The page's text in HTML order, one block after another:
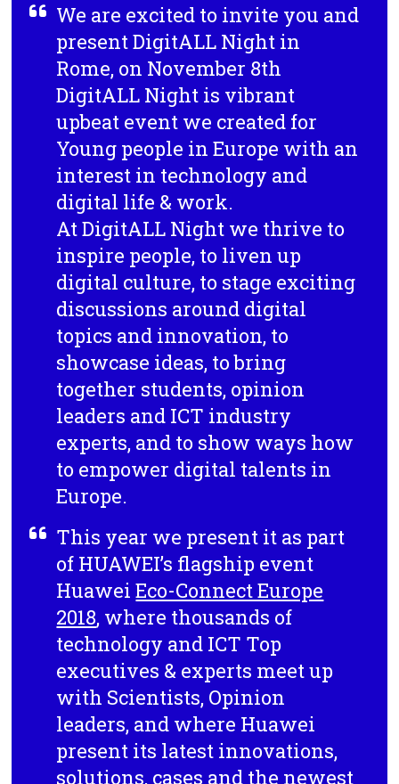
We are excited to invite you and
present DigitALL Night in
Rome, on November 8th
DigitALL Night is vibrant
upbeat event we created for
Young people in Europe with an
interest in technology and
digital life & work.
At DigitALL Night we thrive to
inspire people, to liven up
digital culture, to stage exciting
discussions around digital
topics and innovation, to
showcase ideas, to bring
together students, opinion
leaders and ICT industry
experts, and to show ways how
to empower digital talents in
Europe.
This year we present it as part
of HUAWEI’s flagship event
HuaweiEco-Connect Europe
2018, where thousands of
technology and ICT Top
executives & experts meet up
with Scientists, Opinion
leaders, and where Huawei
present its latest innovations,
solutions, cases and the newest